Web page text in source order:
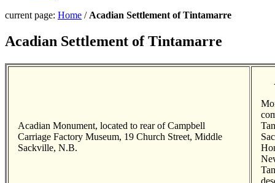
current page: Home / Acadian Settlement of Tintamarre
Acadian Settlement of Tintamarre
Acadian Monument, located to rear of Campbell
Carriage Factory Museum, 19 Church Street, Middle
Sackville, N.B.